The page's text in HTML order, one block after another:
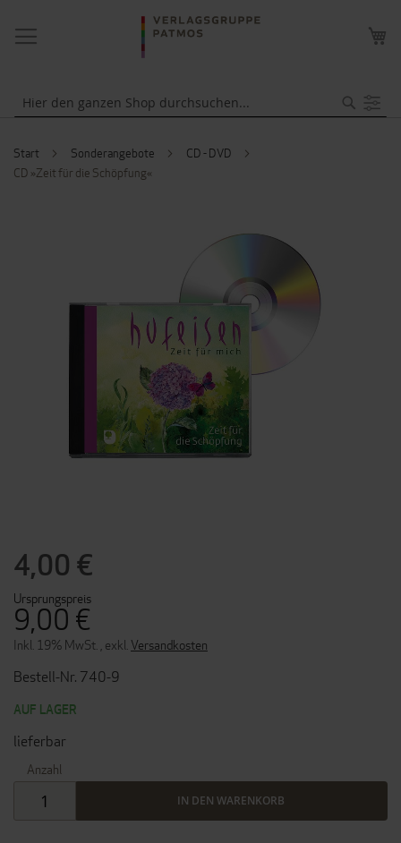
NAVIGATION
UMSCHALTEN
Start Sonderangebote
CD - DVD
CD »Zeit für die Schöpfung«
4,00 €
Ursprungspreis
9,00 €
Inkl. 19% MwSt. exkl. Versandkosten
Bestell-Nr. 740-9
AUF LAGER
lieferbar
Anzahl
IN DEN WARENKORB